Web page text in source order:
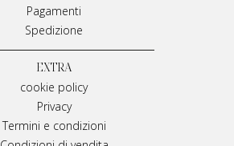
Pagamenti
Spedizione
EXTRA
cookie policy
Privacy
Termini e condizioni